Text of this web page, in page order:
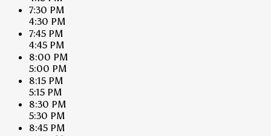
7:30 PM
4:30 PM
7:45 PM
4:45 PM
8:00 PM
5:00 PM
8:15 PM
5:15 PM
8:30 PM
5:30 PM
8:45 PM